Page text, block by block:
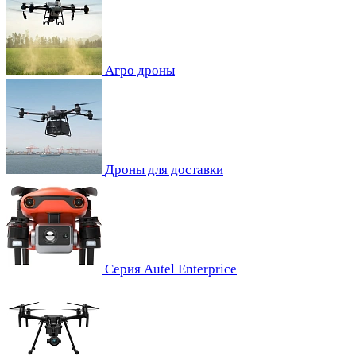
Агро дроны
Дроны для доставки
Серия Autel Enterprice